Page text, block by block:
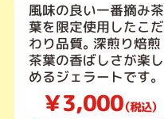
風味の良い一番摘み茶
葉を限定使用したこだ
わり品質。深煎り焙煎
茶葉の香ばしさが楽し
めるジェラートです。
￥3,000（税込）